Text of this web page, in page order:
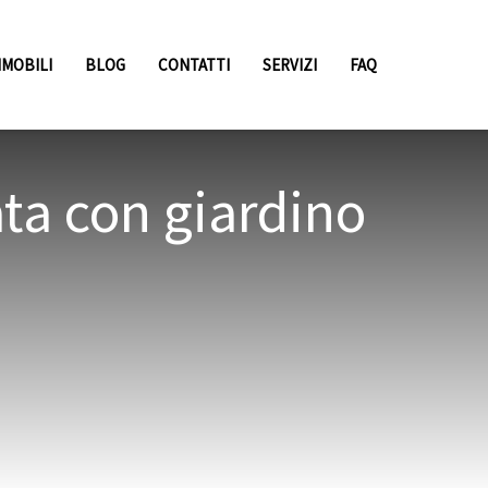
BLOG CONTATTI SERVIZI FAQ
con giardino